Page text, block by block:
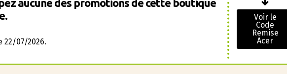
aucune des promotions de cette boutique
22/07/2026.
Voir le
Code
Remise
Acer